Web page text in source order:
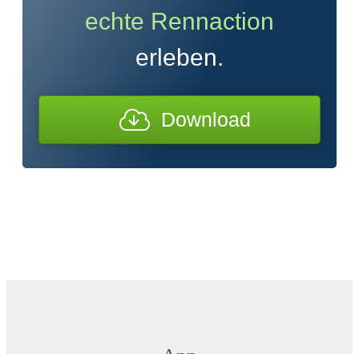
echte Rennaction
erleben.
Download